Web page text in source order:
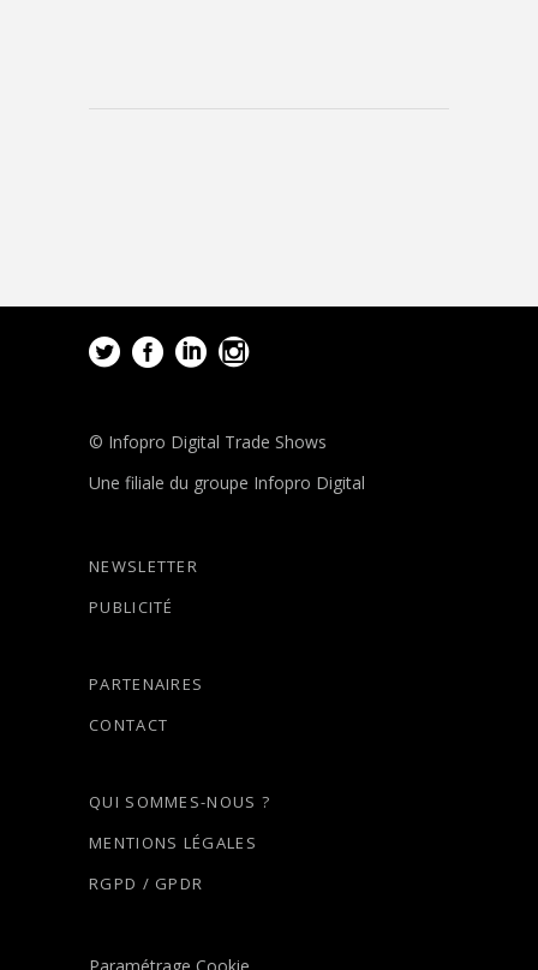
© Infopro Digital Trade Shows
Une filiale du groupe Infopro Digital
NEWSLETTER
PUBLICITÉ
PARTENAIRES
CONTACT
QUI SOMMES-NOUS ?
MENTIONS LÉGALES
RGPD / GPDR